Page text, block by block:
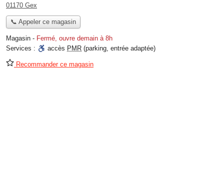
01170 Gex
📞 Appeler ce magasin
Magasin - Fermé, ouvre demain à 8h
Services :
accès PMR (parking, entrée adaptée)
Recommander ce magasin